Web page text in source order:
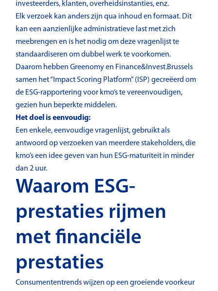
investeerders, klanten, overheidsinstanties, enz.
Elk verzoek kan anders zijn qua inhoud en formaat. Dit
kan een aanzienlijke administratieve last met zich
meebrengen en is het nodig om deze vragenlijst te
standaardiseren om dubbel werk te voorkomen.
Daarom hebben Greenomy en Finance&Invest.Brussels
samen het “Impact Scoring Platform” (ISP) gecreëerd om
de ESG-rapportering voor kmo’s te vereenvoudigen,
gezien hun beperkte middelen.
Het doel is eenvoudig:
Een enkele, eenvoudige vragenlijst, gebruikt als
antwoord op verzoeken van meerdere stakeholders, die
kmo’s een idee geven van hun ESG-maturiteit in minder
dan 2 uur.
Waarom ESG-
prestaties rijmen
met financiële
prestaties
Consumententrends wijzen op een groeiende voorkeur